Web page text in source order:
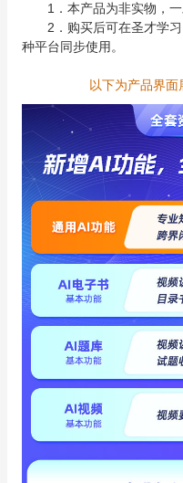
1．本产品为非实物，一
2．购买后可在圣才学
种平台同步使用。
以下为产品界面